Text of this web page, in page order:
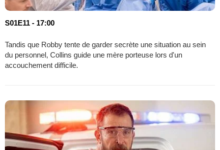
S01E11 - 17:00
Tandis que Robby tente de garder secrète une situation au sein
du personnel, Collins guide une mère porteuse lors d'un
accouchement difficile.